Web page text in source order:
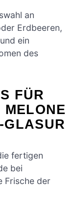
an
Erdbeeren,
ein
des
FÜR
fertigen
bei
Frische der